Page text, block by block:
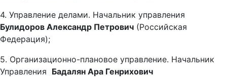
4. Управление делами. Начальник управления
Булидоров Александр Петрович (Российская
Федерация);
5. Организационно-плановое управление. Начальник
Управления Бадалян Ара Генрихович